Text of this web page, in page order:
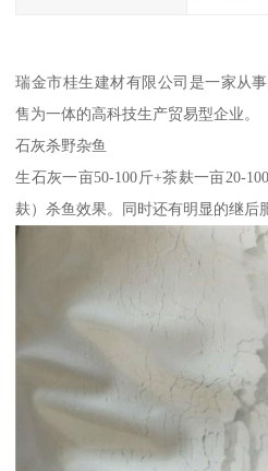
瑞金市桂生建材有限公司是一家从
售为一体的高科技生产贸易型企业。
石灰杀野杂鱼
生石灰一亩50-100斤+茶麸一亩20-
麸）杀鱼效果。同时还有明显的继后